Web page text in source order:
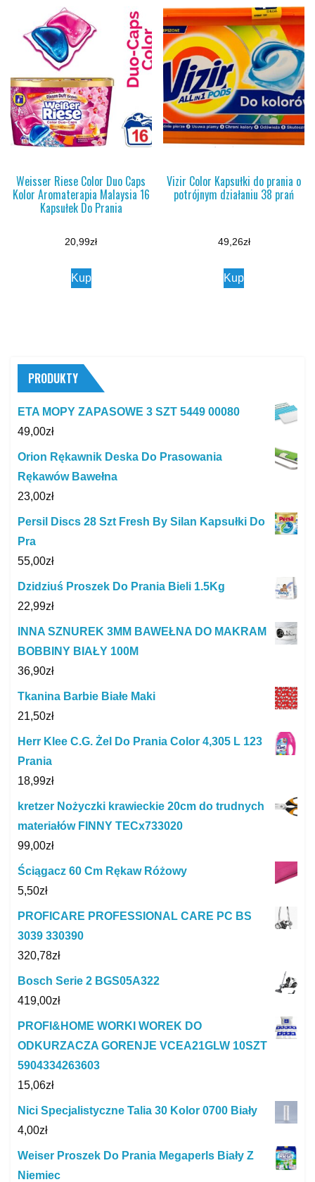
Weisser Riese Color Duo Caps
Kolor Aromaterapia Malaysia 16
Kapsułek Do Prania
20,99zł
Kup
Vizir Color Kapsułki do prania o
potrójnym działaniu 38 prań
49,26zł
Kup
PRODUKTY
ETA MOPY ZAPASOWE 3 SZT 5449 00080
49,00zł
Orion Rękawnik Deska Do Prasowania
Rękawów Bawełna
23,00zł
Persil Discs 28 Szt Fresh By Silan Kapsułki Do
Pra
55,00zł
Dzidziuś Proszek Do Prania Bieli 1.5Kg
22,99zł
INNA SZNUREK 3MM BAWEŁNA DO MAKRAM
BOBBINY BIAŁY 100M
36,90zł
Tkanina Barbie Białe Maki
21,50zł
Herr Klee C.G. Żel Do Prania Color 4,305 L 123
Prania
18,99zł
kretzer Nożyczki krawieckie 20cm do trudnych
materiałów FINNY TECx733020
99,00zł
Ściągacz 60 Cm Rękaw Różowy
5,50zł
PROFICARE PROFESSIONAL CARE PC BS
3039 330390
320,78zł
Bosch Serie 2 BGS05A322
419,00zł
PROFI&HOME WORKI WOREK DO
ODKURZACZA GORENJE VCEA21GLW 10SZT
5904334263603
15,06zł
Nici Specjalistyczne Talia 30 Kolor 0700 Biały
4,00zł
Weiser Proszek Do Prania Megaperls Biały Z
Niemiec